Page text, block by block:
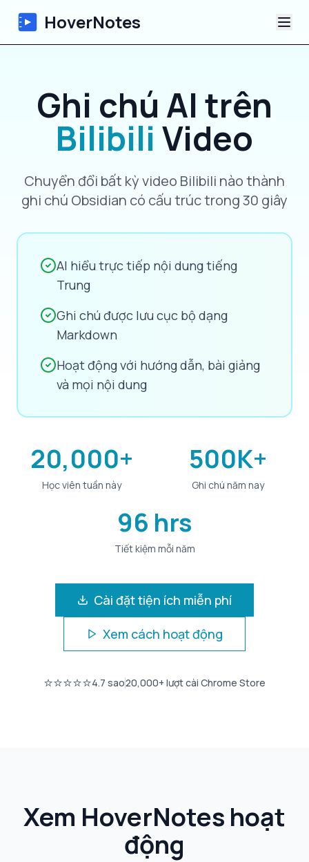
HoverNotes
Extension
Ghi chú Video AI
Hướng dẫn
Ghi chú AI trên
Bilibili Video
Chuyển đổi bất kỳ video Bilibili nào thành
ghi chú Obsidian có cấu trúc trong 30 giây
AI hiểu trực tiếp nội dung tiếng
Trung
Ghi chú được lưu cục bộ dạng
Markdown
Hoạt động với hướng dẫn, bài giảng
và mọi nội dung
20,000+
Học viên tuần này
500K+
Ghi chú năm nay
96 hrs
Tiết kiệm mỗi năm
Cài đặt tiện ích miễn phí
Xem cách hoạt động
⭐⭐⭐⭐⭐4.7 sao20,000+ lượt cài Chrome Store
Xem HoverNotes hoạt
động